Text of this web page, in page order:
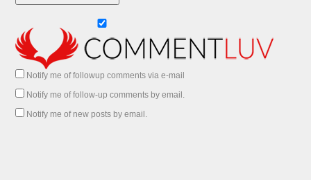
Notify me of followup comments via e-mail
Notify me of follow-up comments by email.
Notify me of new posts by email.